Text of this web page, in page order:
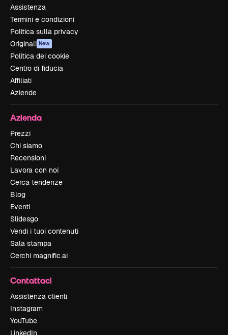
Assistenza
Termini e condizioni
Politica sulla privacy
Originali New
Politica dei cookie
Centro di fiducia
Affiliati
Aziende
Azienda
Prezzi
Chi siamo
Recensioni
Lavora con noi
Cerca tendenze
Blog
Eventi
Slidesgo
Vendi i tuoi contenuti
Sala stampa
Cerchi magnific.ai
Contattaci
Assistenza clienti
Instagram
YouTube
LinkedIn